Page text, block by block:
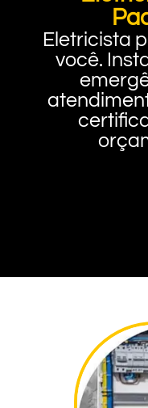
Eletricista
você.